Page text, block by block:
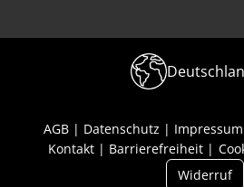
AGB Datenschutz Impressum
Kontakt
Barrierefreiheit
Widerruf